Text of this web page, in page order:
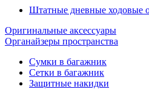
Штатные дневные ходовые
Оригинальные аксессуары
Органайзеры пространства
Сумки в багажник
Сетки в багажник
Защитные накидки